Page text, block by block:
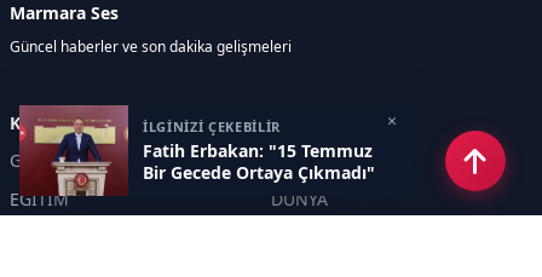
İLGİNİZİ ÇEKEBİLİR
Fatih Erbakan: "15 Temmuz
Bir Gecede Ortaya Çıkmadı"
×
Marmara Ses
Güncel haberler ve son dakika gelişmeleri
Kategoriler
GÜNDEM
EKONOMİ
EĞİTİM
DÜNYA